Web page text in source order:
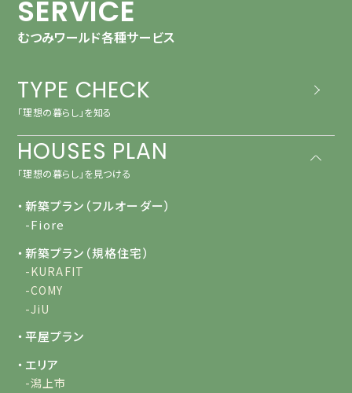
SERVICE
むつみワールド各種サービス
TYPE CHECK
「理想の暮らし」を知る
HOUSES PLAN
「理想の暮らし」を見つける
・新築プラン（フルオーダー）
-Fiore
・新築プラン（規格住宅）
-KURAFIT
-COMY
-JiU
・平屋プラン
・エリア
-潟上市